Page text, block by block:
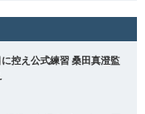
控え公式練習 桑田真澄監